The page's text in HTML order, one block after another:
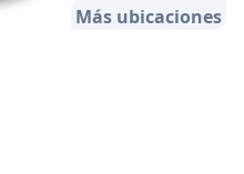
Más ubicaciones